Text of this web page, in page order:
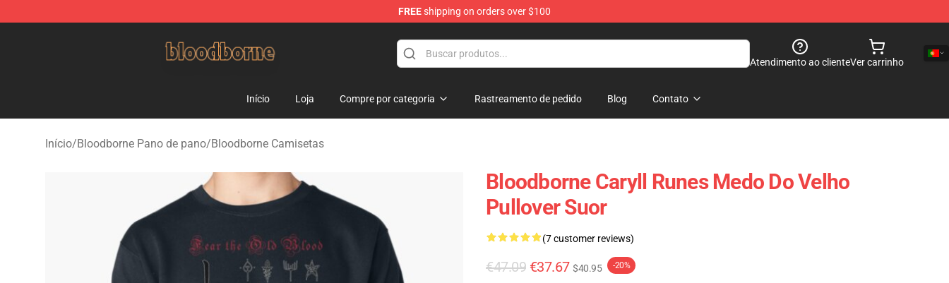
FREEshipping on orders over $100
Atendimento ao clienteVer carrinho
Início Loja Compre por categoria Rastreamento de pedido Blog Contato
Início/Bloodborne Pano de pano/Bloodborne Camisetas
Bloodborne Caryll Runes Medo Do Velho
Pullover Suor
(7 customer reviews)
€47.09 €37.67 $40.95 -20%